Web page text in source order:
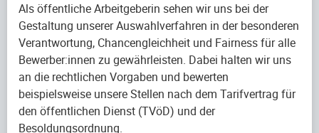
Als öffentliche Arbeitgeberin sehen wir uns bei der
Gestaltung unserer Auswahlverfahren in der besonderen
Verantwortung, Chancengleichheit und Fairness für alle
Bewerber:innen zu gewährleisten. Dabei halten wir uns
an die rechtlichen Vorgaben und bewerten
beispielsweise unsere Stellen nach dem Tarifvertrag für
den öffentlichen Dienst (TVöD) und der
Besoldungsordnung.